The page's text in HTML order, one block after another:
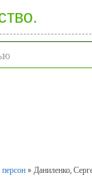
» Даниленко,